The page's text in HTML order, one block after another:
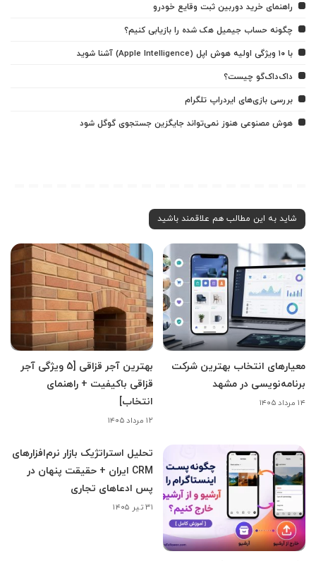
راهنمای خرید دوربین ثبت وقایع خودرو
چگونه حساب جیمیل هک شده را بازیابی کنیم؟
با ۱۰ ویژگی اولیه هوش اپل (Apple Intelligence) آشنا شوید
داک‌داک‌گو چیست؟
بررسی بازی‌های ایردراپ تلگرام
هوش مصنوعی هنوز نمی‌تواند جایگزین جستجوی گوگل شود
شاید به این مطالب هم علاقمند باشید
معیارهای انتخاب بهترین شرکت
برنامه‌نویسی در مشهد
۱۴ مرداد ۱۴۰۵
بهترین آجر قزاقی [5 ویژگی آجر
قزاقی باکیفیت + راهنمای
انتخاب]
۱۲ مرداد ۱۴۰۵
تحلیل استراتژیک بازار نرم‌افزارهای
CRM ایران + حقیقت پنهان در
پس ادعاهای تجاری
۳۱ تیر ۱۴۰۵